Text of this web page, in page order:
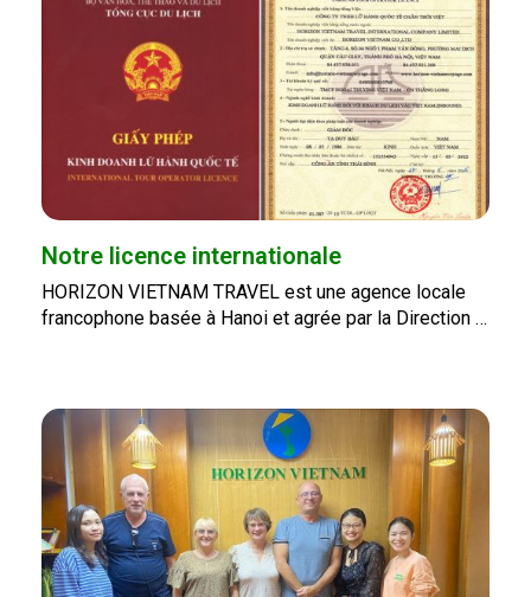
Notre licence internationale
HORIZON VIETNAM TRAVEL est une agence locale
francophone basée à Hanoi et agrée par la Direction …